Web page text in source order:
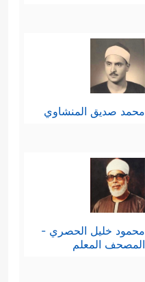
محمد صديق المنشاوي
محمود خليل الحصري -
المصحف المعلم